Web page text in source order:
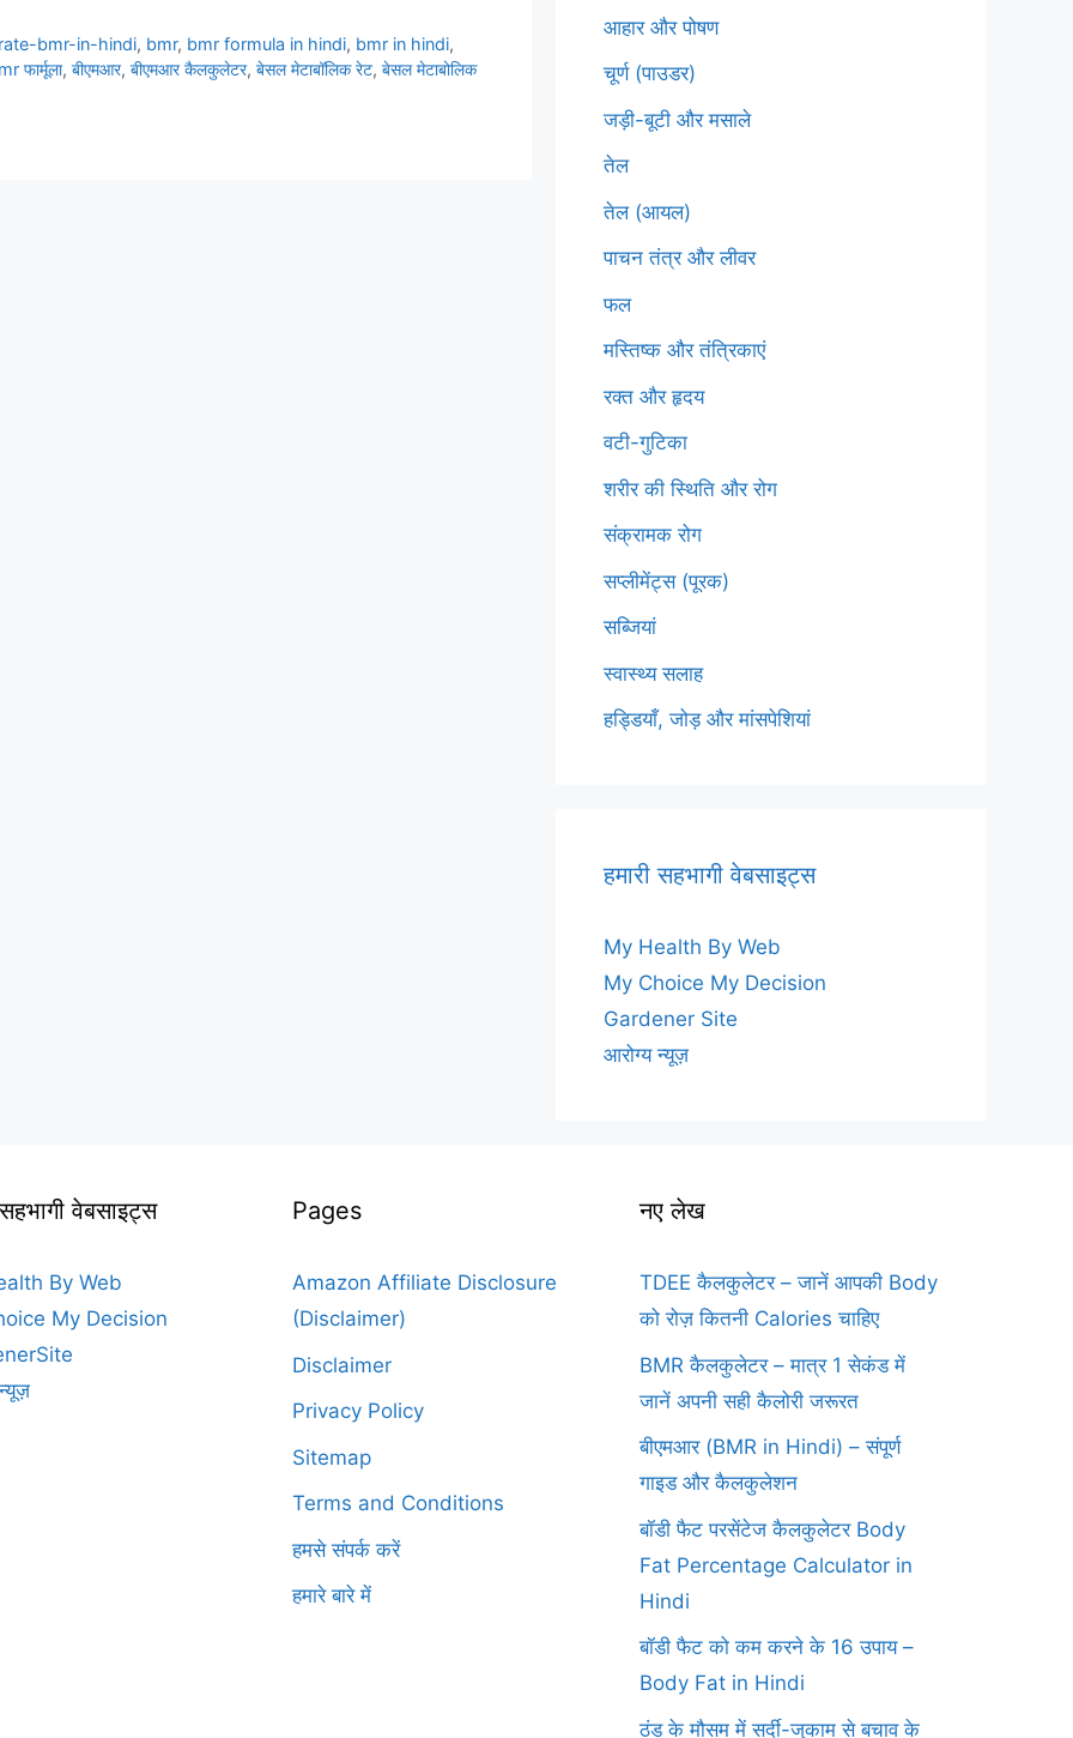
bmr-in-hindi, bmr, bmr formula in hindi, bmr in hindi,
फार्मूला, बीएमआर, बीएमआर कैलकुलेटर, बेसल मेटाबॉलिक रेट, बेसल मेटाबोलिक
आहार और पोषण
चूर्ण (पाउडर)
जड़ी-बूटी और मसाले
तेल
तेल (आयल)
पाचन तंत्र और लीवर
फल
मस्तिष्क और तंत्रिकाएं
रक्त और हृदय
वटी-गुटिका
शरीर की स्थिति और रोग
संक्रामक रोग
सप्लीमेंट्स (पूरक)
सब्जियां
स्वास्थ्य सलाह
हड्डियाँ, जोड़ और मांसपेशियां
हमारी सहभागी वेबसाइट्स
My Health By Web
My Choice My Decision
Gardener Site
आरोग्य न्यूज़
सहभागी वेबसाइट्स
By Web
My Decision
Pages
Amazon Affiliate Disclosure
(Disclaimer)
Disclaimer
Privacy Policy
Sitemap
Terms and Conditions
हमसे संपर्क करें
हमारे बारे में
नए लेख
TDEE कैलकुलेटर – जानें आपकी Body
को रोज़ कितनी Calories चाहिए
BMR कैलकुलेटर – मात्र 1 सेकंड में
जानें अपनी सही कैलोरी जरूरत
बीएमआर (BMR in Hindi) – संपूर्ण
गाइड और कैलकुलेशन
बॉडी फैट परसेंटेज कैलकुलेटर Body
Fat Percentage Calculator in
Hindi
बॉडी फैट को कम करने के 16 उपाय –
Body Fat in Hindi
ठंड के मौसम में सर्दी-जुकाम से बचाव के